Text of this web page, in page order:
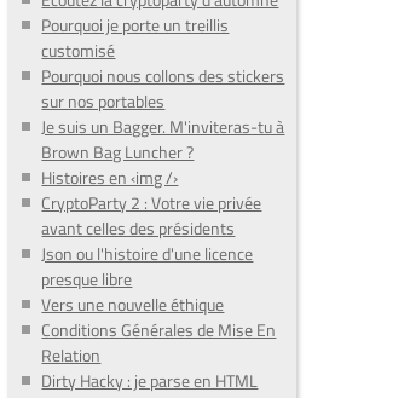
Pourquoi je porte un treillis
customisé
Pourquoi nous collons des stickers
sur nos portables
Je suis un Bagger. M'inviteras-tu à
Brown Bag Luncher ?
Histoires en ‹img /›
CryptoParty 2 : Votre vie privée
avant celles des présidents
Json ou l'histoire d'une licence
presque libre
Vers une nouvelle éthique
Conditions Générales de Mise En
Relation
Dirty Hacky : je parse en HTML